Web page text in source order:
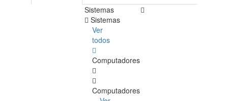
Sistemas
Sistemas
Ver
todos
Computadores
Computadores